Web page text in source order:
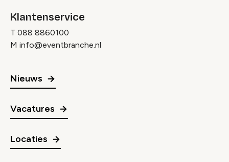
Klantenservice
T 088 8860100
M info@eventbranche.nl
Nieuws
Vacatures
Locaties